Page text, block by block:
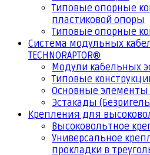
Типовые опорные
пластиковой опоры
Типовые опорные
Система модульных
TECHNORAPTOR®
Модули кабельных
Типовые
Основные элементы
Эстакады
Крепления для
Высоковольтное
Универсальное
прокладки в